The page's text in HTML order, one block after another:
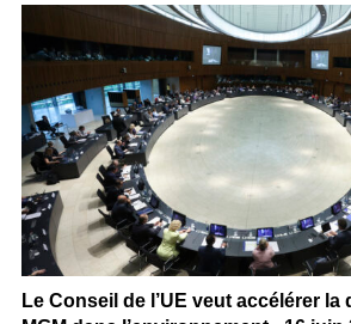
Le Conseil de l’UE veut accélérer